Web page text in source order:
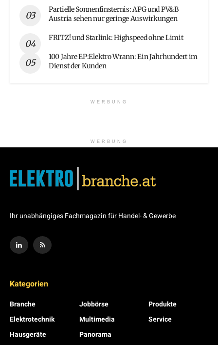
Partielle Sonnenfinsternis: APG und PV&B
Austria sehen nur geringe Auswirkungen
FRITZ! und Starlink: Highspeed ohne Limit
100 Jahre EP:Elektro Wrann: Ein Jahrhundert im
Dienst der Kunden
WERBUNG
WERBUNG
Ihr unabhängiges Fachmagazin für Handel- & Gewerbe
Kategorien
Branche
Elektrotechnik
Hausgeräte
Jobbörse
Multimedia
Panorama
Produkte
Service